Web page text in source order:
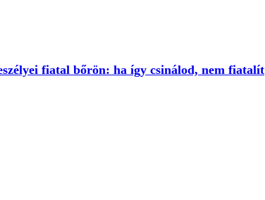
fiatal bőrön: ha így csinálod, nem fiatalít